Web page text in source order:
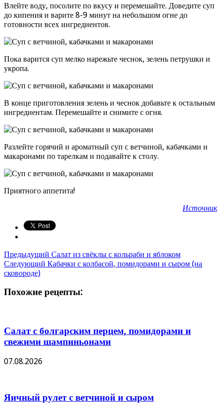
Влейте воду, посолите по вкусу и перемешайте. Доведите суп
до кипения и варите 8-9 минут на небольшом огне до
готовности всех ингредиентов.
Пока варится суп мелко нарежьте чеснок, зелень петрушки и
укропа.
В конце приготовления зелень и чеснок добавьте к остальным
ингредиентам. Перемешайте и снимите с огня.
Разлейте горячий и ароматный суп с ветчиной, кабачками и
макаронами по тарелкам и подавайте к столу.
Приятного аппетита!
Источник
Предыдущий Салат из свёклы с кольраби и яблоком
Следующий Кабачки с колбасой, помидорами и сыром (на
сковороде)
Похожие рецепты:
Салат с болгарским перцем, помидорами и
свежими шампиньонами
07.08.2026
Яичный рулет с ветчиной и сыром